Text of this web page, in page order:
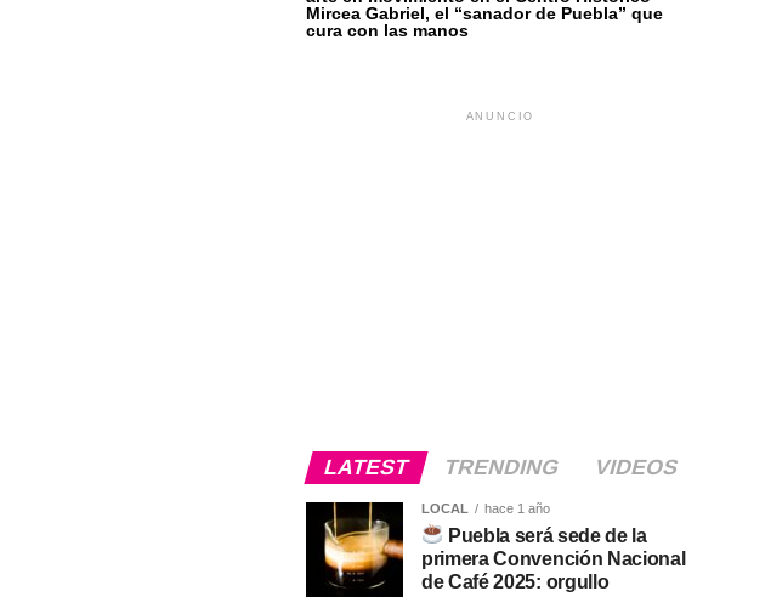
Mircea Gabriel, el “sanador de Puebla” que
cura con las manos
ANUNCIO
LATEST TRENDING VIDEOS
LOCAL hace 1 año
Puebla será sede de la
primera Convención Nacional
de Café 2025: orgullo